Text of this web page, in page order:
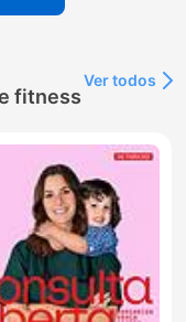
fitness
Ver todos